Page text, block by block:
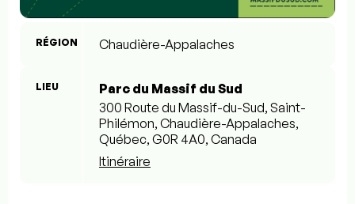
RÉGION Chaudière-Appalaches
LIEU
Parc du Massif du Sud
300 Route du Massif-du-Sud, Saint-
Philémon, Chaudière-Appalaches,
Québec, G0R 4A0, Canada
Itinéraire